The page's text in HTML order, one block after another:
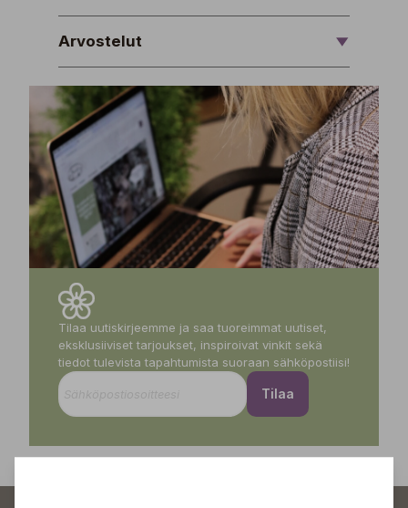
Arvostelut
Tilaa uutiskirjeemme ja saa tuoreimmat uutiset,
eksklusiiviset tarjoukset, inspiroivat vinkit sekä
tiedot tulevista tapahtumista suoraan sähköpostiisi!
Tilaa